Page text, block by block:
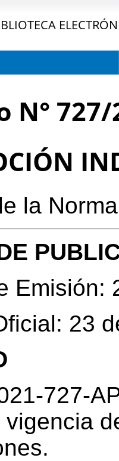
N° 727/
la
Emisión:
23
727-
vigencia